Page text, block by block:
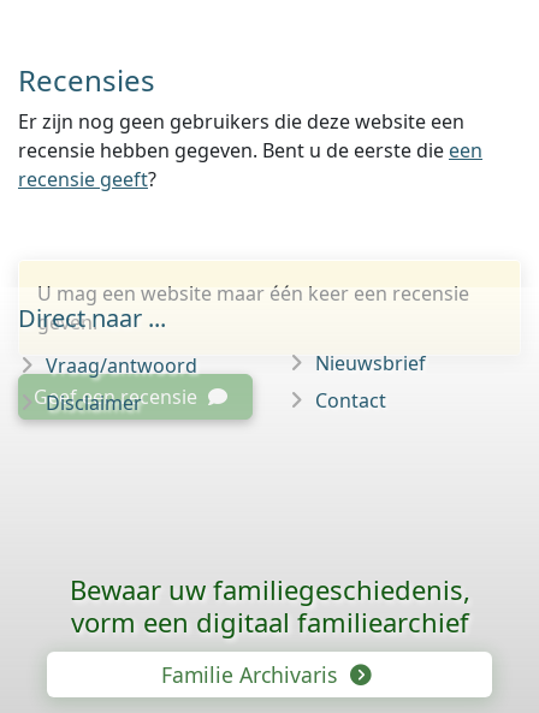
Recensies
Er zijn nog geen gebruikers die deze website een
recensie hebben gegeven. Bent u de eerste die een
recensie geeft?
U mag een website maar één keer een recensie
geven.
Geef een recensie
Direct naar ...
Vraag/antwoord
Disclaimer
Nieuwsbrief
Contact
Bewaar uw familie­geschiedenis,
vorm een digitaal familiearchief
Familie Archivaris